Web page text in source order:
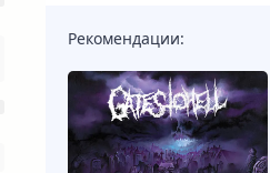
Рекомендации: